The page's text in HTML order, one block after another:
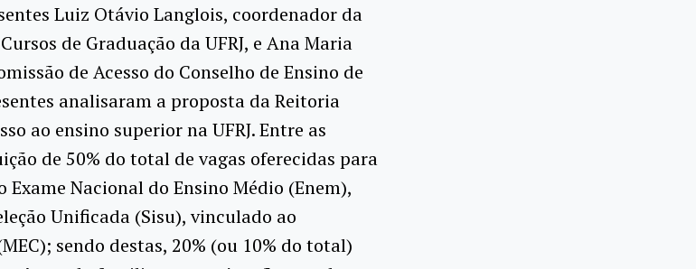
Luiz Otávio Langlois, coordenador da
de Graduação da UFRJ, e Ana Maria
de Acesso do Conselho de Ensino de
analisaram a proposta da Reitoria
ao ensino superior na UFRJ. Entre as
de 50% do total de vagas oferecidas para
Nacional do Ensino Médio (Enem),
Unificada (Sisu), vinculado ao
sendo destas, 20% (ou 10% do total)